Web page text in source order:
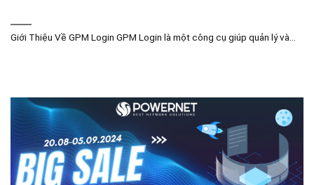
Giới Thiệu Về GPM Login GPM Login là một công cụ giúp quản lý và...